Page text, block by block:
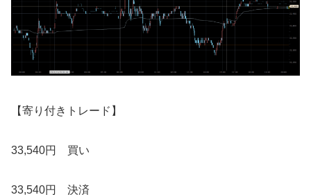
【寄り付きトレード】
33,540円 買い
33,540円 決済